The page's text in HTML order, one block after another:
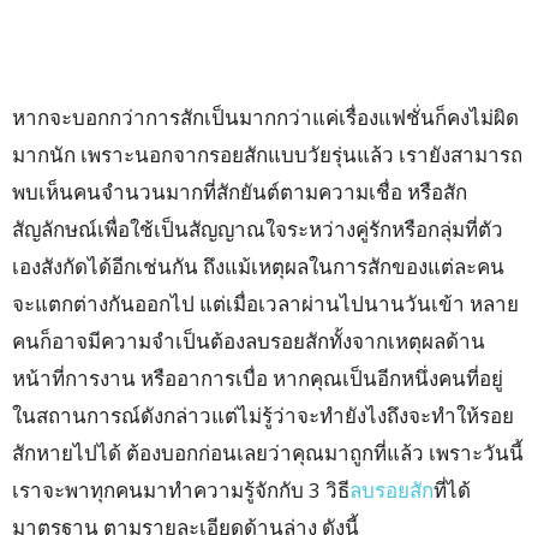
หากจะบอกกว่าการสักเป็นมากกว่าแค่เรื่องแฟชั่นก็คงไม่ผิด
มากนัก เพราะนอกจากรอยสักแบบวัยรุ่นแล้ว เรายังสามารถ
พบเห็นคนจำนวนมากที่สักยันต์ตามความเชื่อ หรือสัก
สัญลักษณ์เพื่อใช้เป็นสัญญาณใจระหว่างคู่รักหรือกลุ่มที่ตัว
เองสังกัดได้อีกเช่นกัน ถึงแม้เหตุผลในการสักของแต่ละคน
จะแตกต่างกันออกไป แต่เมื่อเวลาผ่านไปนานวันเข้า หลาย
คนก็อาจมีความจำเป็นต้องลบรอยสักทั้งจากเหตุผลด้าน
หน้าที่การงาน หรืออาการเบื่อ หากคุณเป็นอีกหนึ่งคนที่อยู่
ในสถานการณ์ดังกล่าวแต่ไม่รู้ว่าจะทำยังไงถึงจะทำให้รอย
สักหายไปได้ ต้องบอกก่อนเลยว่าคุณมาถูกที่แล้ว เพราะวันนี้
เราจะพาทุกคนมาทำความรู้จักกับ 3 วิธีลบรอยสักที่ได้
มาตรฐาน ตามรายละเอียดด้านล่าง ดังนี้